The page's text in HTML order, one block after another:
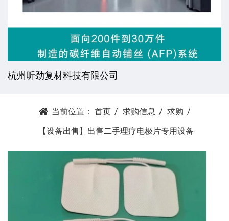
杭州昕劲复材科技有限公司
当前位置： 首页 求购信息
求购
【设备出售】出售二手理疗电极片专用设备